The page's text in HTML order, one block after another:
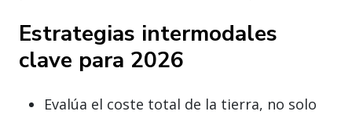
Estrategias intermodales
clave para 2026
Evalúa el coste total de la tierra, no solo